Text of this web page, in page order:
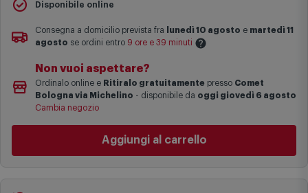
Disponibile online
Consegna a domicilio prevista fra lunedì 10 agosto e martedì 11
agosto se ordini entro 9 ore e 39 minuti
Le date previste per la consegna sono una stima approssimativa
basata sulle statistiche di consegna in possesso di Comet.
I tempi di consegna effettivi potrebbero variare in situazioni
complesse come isole e regioni montane, consegna nei periodi
festivi e ricorrenze principali o in circostanze eccezionali).
Si ricorda inoltre che i prodotti acquistati in modalità di
Non vuoi aspettare?
Ordinalo online e Ritiralo gratuitamente presso Comet
Bologna via Michelino - disponibile da oggi giovedì 6 agosto
Cambia negozio
Aggiungi al carrello